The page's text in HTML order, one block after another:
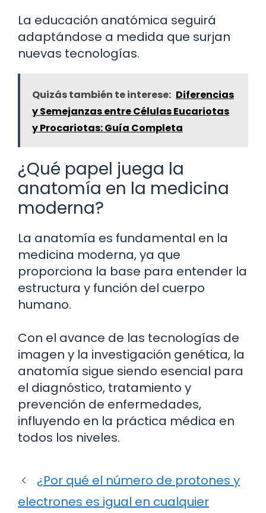
La educación anatómica seguirá
adaptándose a medida que surjan
nuevas tecnologías.
Quizás también te interese: Diferencias
y Semejanzas entre Células Eucariotas
y Procariotas: Guía Completa
¿Qué papel juega la
anatomía en la medicina
moderna?
La anatomía es fundamental en la
medicina moderna, ya que
proporciona la base para entender la
estructura y función del cuerpo
humano.
Con el avance de las tecnologías de
imagen y la investigación genética, la
anatomía sigue siendo esencial para
el diagnóstico, tratamiento y
prevención de enfermedades,
influyendo en la práctica médica en
todos los niveles.
¿Por qué el número de protones y
electrones es igual en cualquier